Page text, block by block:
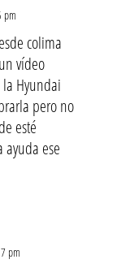
pm
colima
vídeo
Hyundai
pero no
esté
ese
pm